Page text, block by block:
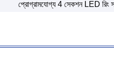
প্রোগ্রামযোগ্য 4 সেকশন LED রিং